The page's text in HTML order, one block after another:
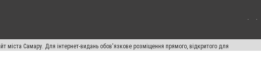
міста Самару. Для інтернет-видань обов'язкове розміщення прямого, відкритого для